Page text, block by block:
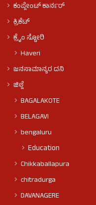
ಕಂಪ್ಲೇಂಟ್ ಕಾರ್ನರ್
ಕ್ರಿಕೆಟ್
ಕ್ರೈಂ ಸ್ಟೋರಿ
Haveri
ಜನಸಾಮಾನ್ಯರ ದನಿ
ಜಿಲ್ಲೆ
BAGALAKOTE
BELAGAVI
bengaluru
Education
Chikkaballapura
chitradurga
DAVANAGERE